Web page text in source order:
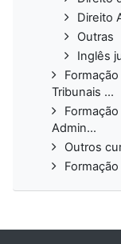
Direito
Outras
Inglês
Tribunais ...
Admin...
Outros